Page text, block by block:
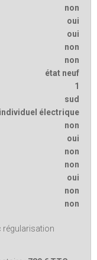
non
oui
oui
non
non
état neuf
1
sud
individuel électrique
non
oui
non
non
oui
non
non
régularisation